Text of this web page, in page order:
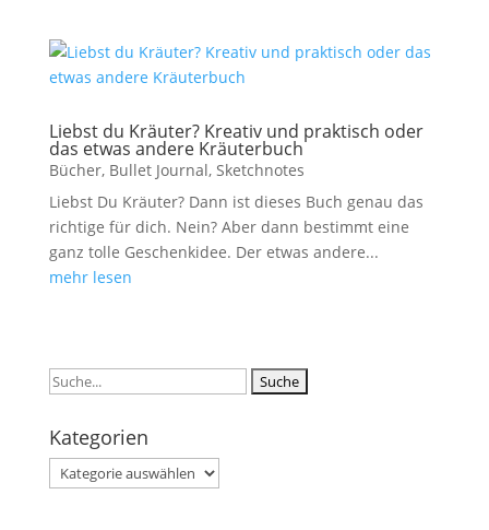
Liebst du Kräuter? Kreativ und praktisch oder
das etwas andere Kräuterbuch
Bücher, Bullet Journal, Sketchnotes
Liebst Du Kräuter? Dann ist dieses Buch genau das
richtige für dich. Nein? Aber dann bestimmt eine
ganz tolle Geschenkidee. Der etwas andere...
mehr lesen
Suchen
Kategorien
Kategorien